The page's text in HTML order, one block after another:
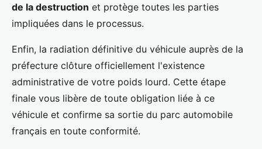
de la destruction et protège toutes les parties
impliquées dans le processus.
Enfin, la radiation définitive du véhicule auprès de la
préfecture clôture officiellement l'existence
administrative de votre poids lourd. Cette étape
finale vous libère de toute obligation liée à ce
véhicule et confirme sa sortie du parc automobile
français en toute conformité.